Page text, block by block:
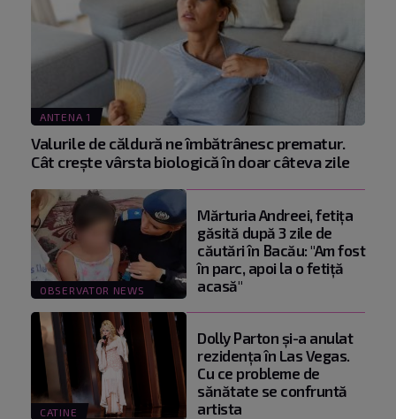
ANTENA 1
Valurile de căldură ne îmbătrânesc prematur.
Cât crește vârsta biologică în doar câteva zile
OBSERVATOR NEWS
Mărturia Andreei, fetiţa
găsită după 3 zile de
căutări în Bacău: "Am fost
în parc, apoi la o fetiţă
acasă"
CATINE
Dolly Parton și-a anulat
rezidența în Las Vegas.
Cu ce probleme de
sănătate se confruntă
artista